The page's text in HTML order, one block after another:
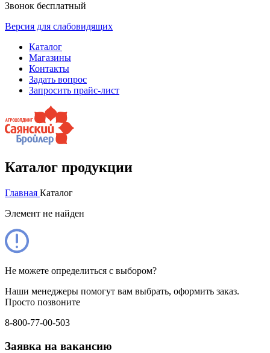
Звонок бесплатный
Версия для слабовидящих
Каталог
Магазины
Контакты
Задать вопрос
Запросить прайс-лист
Каталог продукции
Главная Каталог
Элемент не найден
Не можете определиться с выбором?
Наши менеджеры помогут вам выбрать, оформить заказ.
Просто позвоните
8-800-77-00-503
Заявка на вакансию